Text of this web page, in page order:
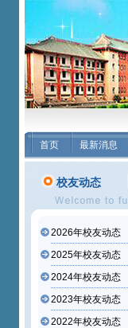
首页 最新消息
校友动态
2026年校友动态
2025年校友动态
2024年校友动态
2023年校友动态
2022年校友动态